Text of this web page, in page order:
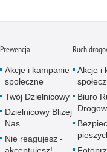
Prewencja
Akcje i kampanie
społeczne
Twój Dzielnicowy
Dzielnicowy Bliżej
Nas
Nie reagujesz -
Ruch
Akcje i
Biuro